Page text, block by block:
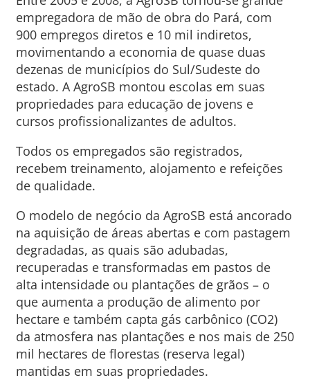
empregadora de mão de obra do Pará, com
900 empregos diretos e 10 mil indiretos,
movimentando a economia de quase duas
dezenas de municípios do Sul/Sudeste do
estado. A AgroSB montou escolas em suas
propriedades para educação de jovens e
cursos profissionalizantes de adultos.
Todos os empregados são registrados,
recebem treinamento, alojamento e refeições
de qualidade.
O modelo de negócio da AgroSB está ancorado
na aquisição de áreas abertas e com pastagem
degradadas, as quais são adubadas,
recuperadas e transformadas em pastos de
alta intensidade ou plantações de grãos – o
que aumenta a produção de alimento por
hectare e também capta gás carbônico (CO2)
da atmosfera nas plantações e nos mais de 250
mil hectares de florestas (reserva legal)
mantidas em suas propriedades.